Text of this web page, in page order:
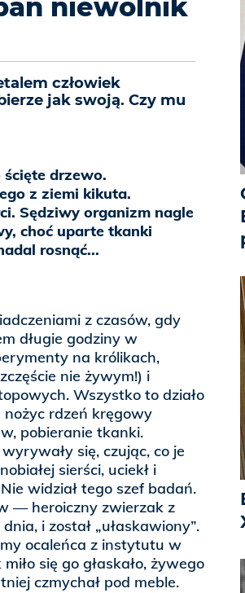
niewolnik
człowiek
jak swoją. Czy mu
drzewo.
z ziemi kikuta.
Sędziwy organizm nagle
choć uparte tkanki
rosnąć...
z czasów, gdy
długie godziny w
na królikach,
nie żywym!) i
Wszystko to działo
rdzeń kręgowy
pobieranie tkanki.
się, czując, co je
sierści, uciekł i
widział tego szef badań.
— heroiczny zwierzak z
i został „ułaskawiony”.
ocaleńca z instytutu w
się go głaskało, żywego
czmychał pod meble.